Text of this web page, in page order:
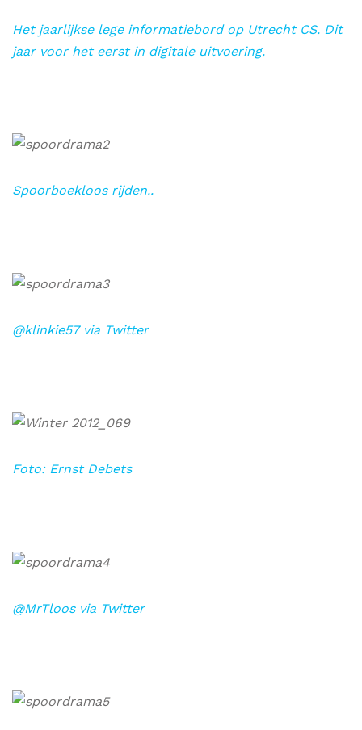
Het jaarlijkse lege informatiebord op Utrecht CS. Dit
jaar voor het eerst in digitale uitvoering.
Spoorboekloos rijden..
@klinkie57 via Twitter
Foto: Ernst Debets
@MrTloos via Twitter